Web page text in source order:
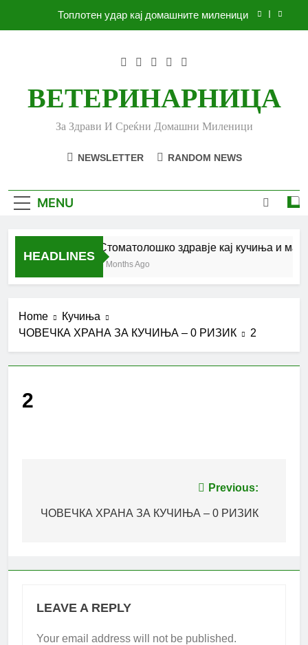
Топлотен удар кај домашните миленици
Стоматолошко здравје кај кучиња и мачки |
Убоди и угризи од инсекти кај кучињата и што
ВЕТЕРИНАРНИЦА
За Здрави И Среќни Домашни Миленици
NEWSLETTER RANDOM NEWS
MENU
HEADLINES
Стоматолошко здравје кај кучиња и
6 Months Ago
Home
Кучиња
ЧОВЕЧКА ХРАНА ЗА КУЧИЊА – 0 РИЗИК
2
2
navigation
Previous:
ЧОВЕЧКА ХРАНА ЗА КУЧИЊА – 0 РИЗИК
LEAVE A REPLY
Your email address will not be published.